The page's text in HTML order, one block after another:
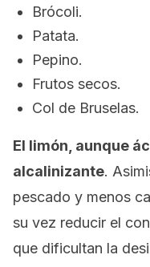
Brócoli.
Patata.
Pepino.
Frutos secos.
Col de Bruselas.
El limón, aunque
alcalinizante.
pescado y menos
su vez reducir el
que dificultan la